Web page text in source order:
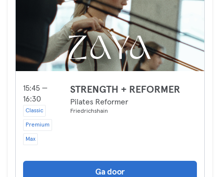
15:45 —
16:30
Classic
Premium
Max
STRENGTH + REFORMER
Pilates Reformer
Friedrichshain
Ga door